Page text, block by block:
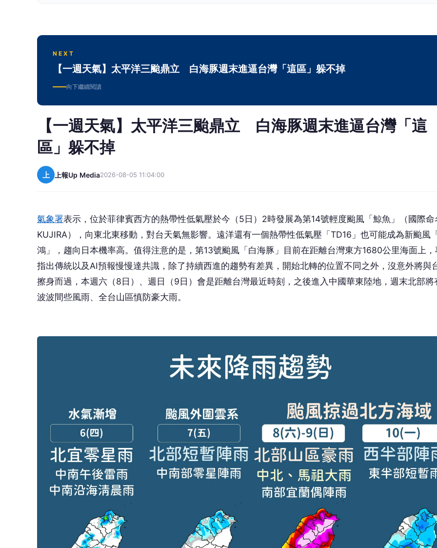
NEXT
【一週天氣】太平洋三颱鼎立 白海豚週末進逼台灣「這區」躲不掉
向下繼續閱讀
【一週天氣】太平洋三颱鼎立 白海豚週末進逼台灣「這
區」躲不掉
上 上報Up Media2026-08-05 11:04:00
氣象署表示，位於菲律賓西方的熱帶性低氣壓於今（5日）2時發展為第14號輕度颱風「鯨魚」（國際命
KUJIRA），向東北東移動，對台天氣無影響。遠洋還有一個熱帶性低氣壓「TD16」也可能成為新颱風
鴻」，趨向日本機率高。值得注意的是，第13號颱風「白海豚」目前在距離台灣東方1680公里海面上
指出傳統以及AI預報慢慢達共識，除了持續西進的趨勢有差異，開始北轉的位置不同之外，沒意外將與
擦身而過，本週六（8日）、週日（9日）會是距離台灣最近時刻，之後進入中國華東陸地，週末北部將
波波間些風雨、全台山區慎防豪大雨。